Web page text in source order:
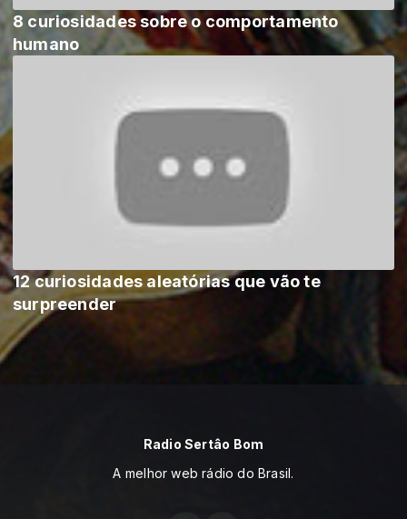
8 curiosidades sobre o comportamento
humano
12 curiosidades aleatórias que vão te
surpreender
Radio Sertâo Bom
A melhor web rádio do Brasil.